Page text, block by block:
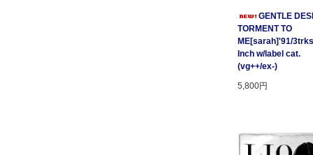
GENTLE
TORMENT TO
ME[sarah]'91/
Inch w/label cat.
(vg++/ex-)
5,800円